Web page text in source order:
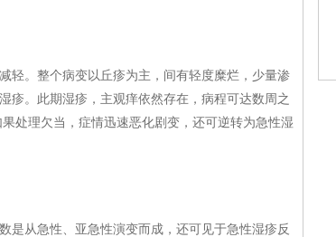
。整个病变以丘疹为主，间有轻度糜烂，少量渗
疹。此期湿疹，主观痒依然存在，病程可达数周之
处理欠当，症情迅速恶化剧变，还可逆转为急性湿
从急性、亚急性演变而成，还可见于急性湿疹反